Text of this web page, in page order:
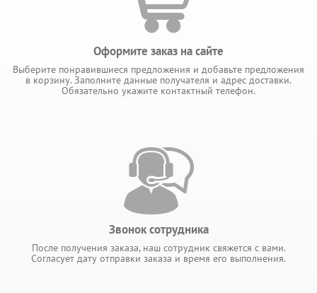
Оформите заказ на сайте
Выберите понравившиеся предложения и добавьте предложения
в корзину. Заполните данные получателя и адрес доставки.
Обязательно укажите контактный телефон.
Звонок сотрудника
После получения заказа, наш сотрудник свяжется с вами.
Согласует дату отправки заказа и время его выполнения.